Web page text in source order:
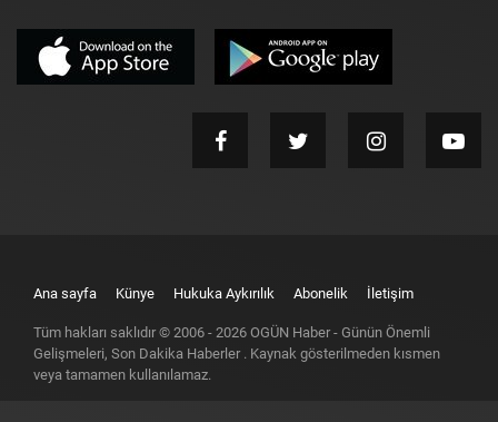
Ana sayfa Künye Hukuka Aykırılık Abonelik İletişim
Tüm hakları saklıdır © 2006 - 2026 OGÜN Haber - Günün Önemli
Gelişmeleri, Son Dakika Haberler . Kaynak gösterilmeden kısmen
veya tamamen kullanılamaz.